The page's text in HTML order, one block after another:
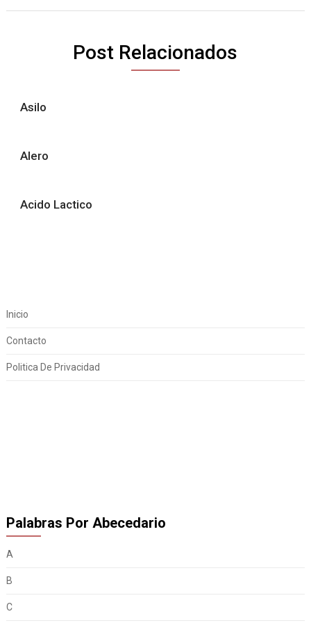
Post Relacionados
Asilo
Alero
Acido Lactico
Inicio
Contacto
Politica De Privacidad
Palabras Por Abecedario
A
B
C